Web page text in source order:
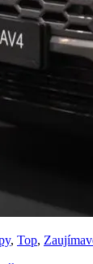
, Top,